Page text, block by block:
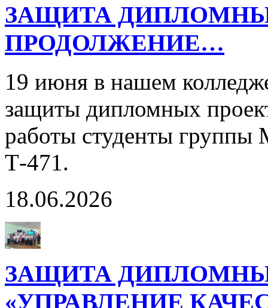
ЗАЩИТА
ПРОДОЛЖЕНИЕ…
19 июня в нашем
защиты дипломных
работы студенты
Т-471.
18.06.2026
ЗАЩИТА
«УПРАВЛЕНИЕ